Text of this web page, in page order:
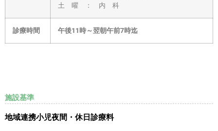
土 曜 ： 内 科
診療時間 午後11時～翌朝午前7時迄
施設基準​
地域連携小児夜間・休日診療料